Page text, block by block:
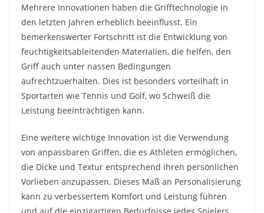
Mehrere Innovationen haben die Grifftechnologie in
den letzten Jahren erheblich beeinflusst. Ein
bemerkenswerter Fortschritt ist die Entwicklung von
feuchtigkeitsableitenden Materialien, die helfen, den
Griff auch unter nassen Bedingungen
aufrechtzuerhalten. Dies ist besonders vorteilhaft in
Sportarten wie Tennis und Golf, wo Schweiß die
Leistung beeinträchtigen kann.
Eine weitere wichtige Innovation ist die Verwendung
von anpassbaren Griffen, die es Athleten ermöglichen,
die Dicke und Textur entsprechend ihren persönlichen
Vorlieben anzupassen. Dieses Maß an Personalisierung
kann zu verbessertem Komfort und Leistung führen